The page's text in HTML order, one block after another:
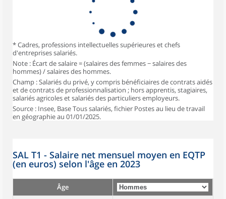
* Cadres, professions intellectuelles supérieures et chefs
d'entreprises salariés.
Note : Écart de salaire = (salaires des femmes − salaires des
hommes) / salaires des hommes.
Champ : Salariés du privé, y compris bénéficiaires de contrats aidés
et de contrats de professionnalisation ; hors apprentis, stagiaires,
salariés agricoles et salariés des particuliers employeurs.
Source : Insee, Base Tous salariés, fichier Postes au lieu de travail
en géographie au 01/01/2025.
SAL T1 - Salaire net mensuel moyen en EQTP
(en euros) selon l'âge en 2023
Âge